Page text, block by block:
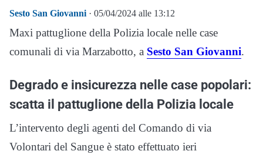
Sesto San Giovanni · 05/04/2024 alle 13:12
Maxi pattuglione della Polizia locale nelle case
comunali di via Marzabotto, a Sesto San Giovanni.
Degrado e insicurezza nelle case popolari:
scatta il pattuglione della Polizia locale
L’intervento degli agenti del Comando di via
Volontari del Sangue è stato effettuato ieri